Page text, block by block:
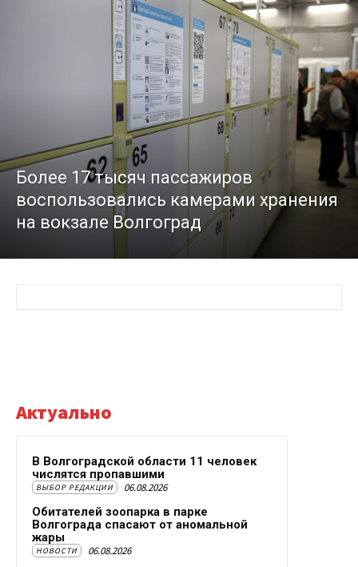
Более 17 тысяч пассажиров
воспользовались камерами хранения
на вокзале Волгоград
Актуально
В Волгоградской области 11 человек
числятся пропавшими
ВЫБОР РЕДАКЦИИ 06.08.2026
Обитателей зоопарка в парке
Волгограда спасают от аномальной
жары
НОВОСТИ 06.08.2026